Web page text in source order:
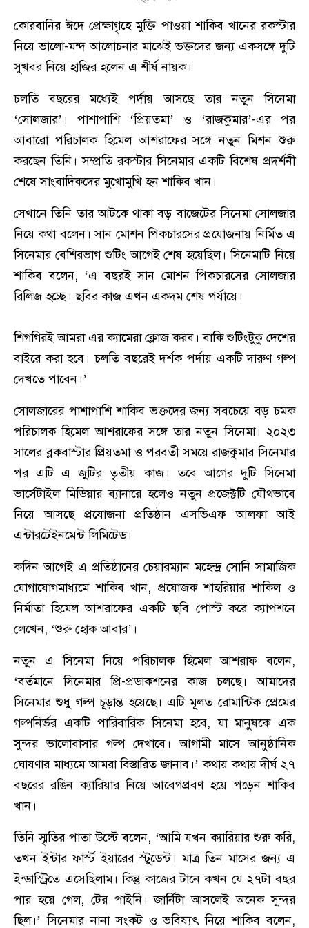
কোরবানির ঈদে প্রেক্ষাগৃহে মুক্তি পাওয়া শাকিব খানের রকস্টার
নিয়ে ভালো-মন্দ আলোচনার মাঝেই ভক্তদের জন্য একসঙ্গে দুটি
সুখবর নিয়ে হাজির হলেন এ শীর্ষ নায়ক।
চলতি বছরের মধ্যেই পর্দায় আসছে তার নতুন সিনেমা
‘সোলজার’। পাশাপাশি ‘প্রিয়তমা’ ও ‘রাজকুমার’-এর পর
আবারো পরিচালক হিমেল আশরাফের সঙ্গে নতুন মিশন শুরু
করছেন তিনি। সম্প্রতি রকস্টার সিনেমার একটি বিশেষ প্রদর্শনী
শেষে সাংবাদিকদের মুখোমুখি হন শাকিব খান।
সেখানে তিনি তার আটকে থাকা বড় বাজেটের সিনেমা সোলজার
নিয়ে কথা বলেন। সান মোশন পিকচারসের প্রযোজনায় নির্মিত এ
সিনেমার বেশিরভাগ শুটিং আগেই শেষ হয়েছিল। সিনেমাটি নিয়ে
শাকিব বলেন, ‘‌এ বছরই সান মোশন পিকচারসের সোলজার
রিলিজ হচ্ছে। ছবির কাজ এখন একদম শেষ পর্যায়ে।
শিগগিরই আমরা এর ক্যামেরা ক্লোজ করব। বাকি শুটিংটুকু দেশের
বাইরে করা হবে। চলতি বছরেই দর্শক পর্দায় একটি দারুণ গল্প
দেখতে পাবেন।’
সোলজারের পাশাপাশি শাকিব ভক্তদের জন্য সবচেয়ে বড় চমক
পরিচালক হিমেল আশরাফের সঙ্গে তার নতুন সিনেমা। ২০২৩
সালের ব্লকবাস্টার প্রিয়তমা ও পরবর্তী সময়ে রাজকুমার সিনেমার
পর এটি এ জুটির তৃতীয় কাজ। তবে আগের দুটি সিনেমা
ভার্সেটাইল মিডিয়ার ব্যানারে হলেও নতুন প্রজেক্টটি যৌথভাবে
নিয়ে আসছে প্রযোজনা প্রতিষ্ঠান এসভিএফ আলফা আই
এন্টারটেইনমেন্ট লিমিটেড।
কদিন আগেই এ প্রতিষ্ঠানের চেয়ারম্যান মহেন্দ্র সোনি সামাজিক
যোগাযোগমাধ্যমে শাকিব খান, প্রযোজক শাহরিয়ার শাকিল ও
নির্মাতা হিমেল আশরাফের একটি ছবি পোস্ট করে ক্যাপশনে
লেখেন, ‘‌শুরু হোক আবার’।
নতুন এ সিনেমা নিয়ে পরিচালক হিমেল আশরাফ বলেন,
‘বর্তমানে সিনেমার প্রি-প্রডাকশনের কাজ চলছে। আমাদের
সিনেমার শুধু গল্প চূড়ান্ত হয়েছে। এটি মূলত রোমান্টিক প্রেমের
গল্পনির্ভর একটি পারিবারিক সিনেমা হবে, যা মানুষকে এক
সুন্দর ভালোবাসার গল্প দেখাবে। আগামী মাসে আনুষ্ঠানিক
ঘোষণার মাধ্যমে আমরা বিস্তারিত জানাব।’ কথায় কথায় দীর্ঘ ২৭
বছরের রঙিন ক্যারিয়ার নিয়ে আবেগপ্রবণ হয়ে পড়েন শাকিব
খান।
তিনি স্মৃতির পাতা উল্টে বলেন, ‘‌আমি যখন ক্যারিয়ার শুরু করি,
তখন ইন্টার ফার্স্ট ইয়ারের স্টুডেন্ট। মাত্র তিন মাসের জন্য এ
ইন্ডাস্ট্রিতে এসেছিলাম। কিন্তু কাজের টানে কখন যে ২৭টা বছর
পার হয়ে গেল, টের পাইনি। জার্নিটা আসলেই অনেক সুন্দর
ছিল।’ সিনেমার নানা সংকট ও ভবিষ্যৎ নিয়ে শাকিব বলেন,